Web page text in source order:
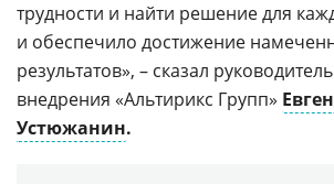
трудности и найти решение для
и обеспечило достижение
результатов», – сказал
внедрения «Альтирикс Групп»
Устюжанин.